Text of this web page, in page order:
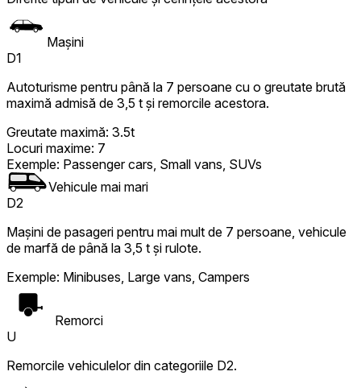
Mașini
D1
Autoturisme pentru până la 7 persoane cu o greutate brută
maximă admisă de 3,5 t și remorcile acestora.
Greutate maximă: 3.5t
Locuri maxime: 7
Exemple: Passenger cars, Small vans, SUVs
Vehicule mai mari
D2
Mașini de pasageri pentru mai mult de 7 persoane, vehicule
de marfă de până la 3,5 t și rulote.
Exemple: Minibuses, Large vans, Campers
Remorci
U
Remorcile vehiculelor din categoriile D2.